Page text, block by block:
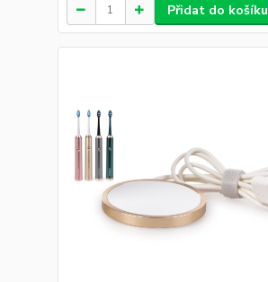
Přidat do košíku